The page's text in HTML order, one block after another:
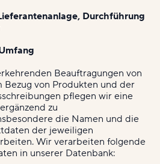
Durchführung
Beauftragungen von
Bezug von Produkten und der
pflegen wir eine
zu
die Namen und die
der jeweiligen
Wir verarbeiten folgende
in unserer Datenbank: